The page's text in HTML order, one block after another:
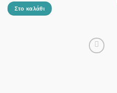
Στο καλάθι